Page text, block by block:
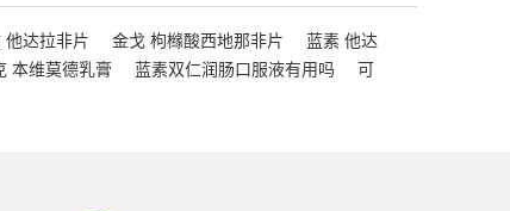
他达拉非片 金戈 枸橼酸西地那非片
蓝素 他达
本维莫德乳膏 蓝素双仁润肠口服液有用吗
可